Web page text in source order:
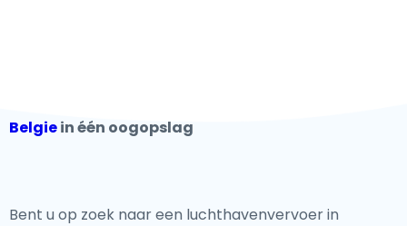
Belgiein één oogopslag
Bent u op zoek naar een luchthavenvervoer in